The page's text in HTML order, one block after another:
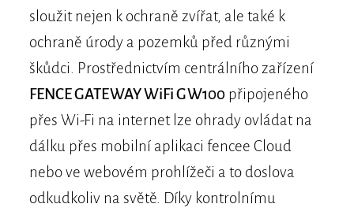
sloužit nejen k ochraně zvířat, ale také k
ochraně úrody a pozemků před různými
škůdci. Prostřednictvím centrálního zařízení
FENCE GATEWAY WiFi GW100připojeného
přes Wi-Fi na internet lze ohrady ovládat na
dálku přes mobilní aplikaci fencee Cloud
nebo ve webovém prohlížeči a to doslova
odkudkoliv na světě. Díky kontrolnímu